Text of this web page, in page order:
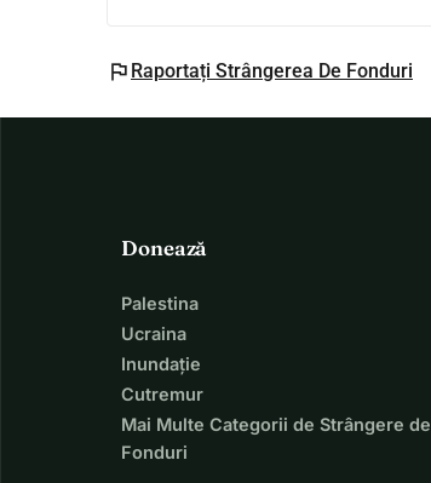
flag Raportați Strângerea De Fonduri
Donează
Palestina
Ucraina
Inundație
Cutremur
Mai Multe Categorii de Strângere de
Fonduri